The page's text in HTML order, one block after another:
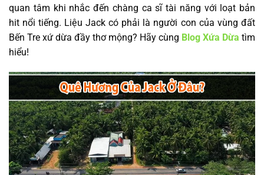
quan tâm khi nhắc đến chàng ca sĩ tài năng với loạt bản
hit nổi tiếng. Liệu Jack có phải là người con của vùng đất
Bến Tre xứ dừa đầy thơ mộng? Hãy cùng Blog Xứa Dừa tìm
hiểu!